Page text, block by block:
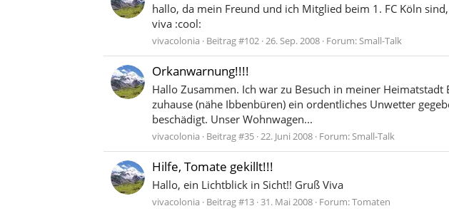
hallo, da mein Freund und ich Mitglied beim 1. FC Köln
viva :cool:
vivacolonia Beitrag #102 26. Sep. 2008 Forum:Small-Talk
Orkanwarnung!!!!
Hallo Zusammen. Ich war zu Besuch in meiner
zuhause (nähe Ibbenbüren) ein ordentliches Unwetter
beschädigt. Unser Wohnwagen...
vivacolonia Beitrag #35 22. Juni 2008 Forum:Small-Talk
Hilfe, Tomate gekillt!!!
Hallo, ein Lichtblick in Sicht!! Gruß Viva
vivacolonia Beitrag #13 31. Mai 2008 Forum:Tomaten